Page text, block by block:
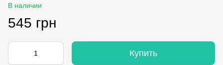
В наличии
545 грн
Купить